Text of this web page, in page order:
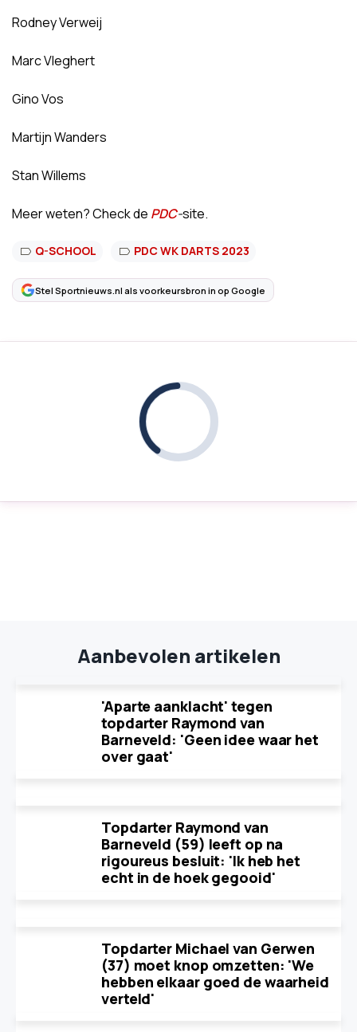
Rodney Verweij
Marc Vleghert
Gino Vos
Martijn Wanders
Stan Willems
Meer weten? Check de PDC-site.
Q-SCHOOL PDC WK DARTS 2023
Stel Sportnieuws.nl als voorkeursbron in op Google
Aanbevolen artikelen
'Aparte aanklacht' tegen
topdarter Raymond van
Barneveld: 'Geen idee waar het
over gaat'
Topdarter Raymond van
Barneveld (59) leeft op na
rigoureus besluit: 'Ik heb het
echt in de hoek gegooid'
Topdarter Michael van Gerwen
(37) moet knop omzetten: 'We
hebben elkaar goed de waarheid
verteld'